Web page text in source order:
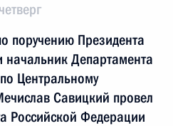
поручению Президента
Департамента
Центральному
Савицкий провел
Российской Федерации